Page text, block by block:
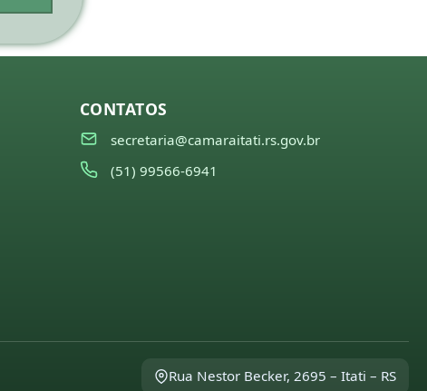
CONTATOS
secretaria@camaraitati.rs.gov.br
(51) 99566-6941
Rua Nestor Becker, 2695 – Itati – RS